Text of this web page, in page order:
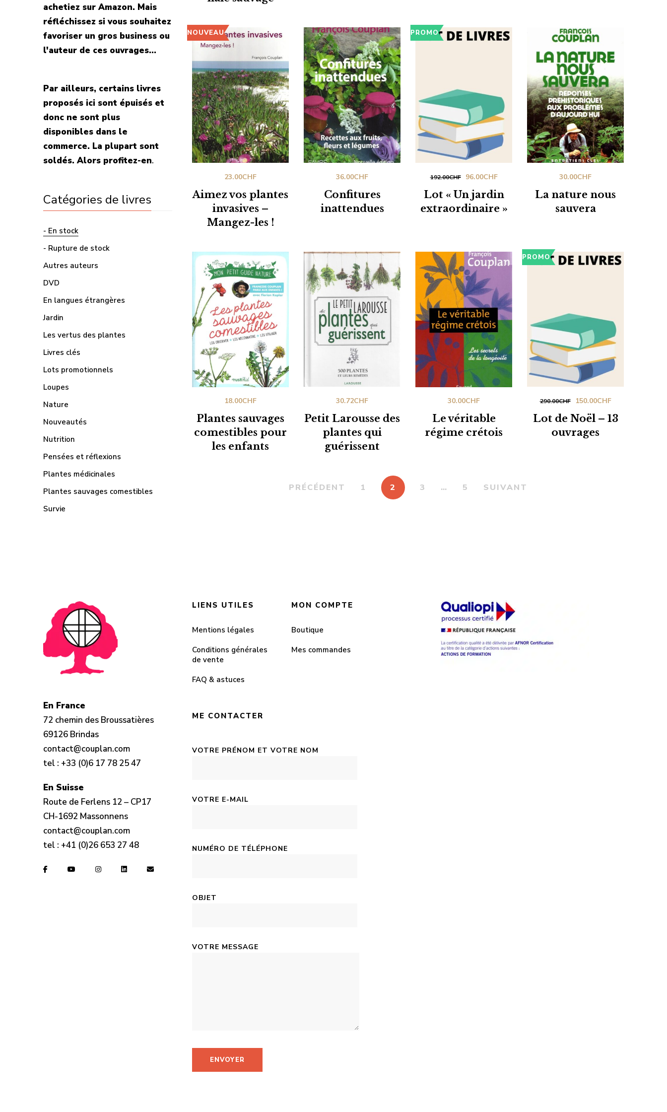
NOUVEAU
Aimez vos plantes
invasives –
Mangez-les !
23.00CHF
Confitures
inattendues
36.00CHF
PROMO
Lot « Un jardin
extraordinaire »
192.00CHF
Le
prix
initial
96.00CHFLe
La nature nous
sauvera
30.00CHF
Plantes sauvages
comestibles pour
les enfants
18.00CHF
Petit Larousse des
plantes qui
guérissent
30.72CHF
Le véritable
régime crétois
30.00CHF
PROMO
Lot de Noël – 13
ouvrages
290.00CHF
Le
prix
initial
150.00CHFLe
prix
PRÉCÉDENT 1 2 3 … 5 SUIVANT
achetiez sur Amazon. Mais
réfléchissez si vous souhaitez
favoriser un gros business ou
l'auteur de ces ouvrages...
Par ailleurs, certains livres
proposés ici sont épuisés et
donc ne sont plus
disponibles dans le
commerce. La plupart sont
soldés. Alors profitez-en.
Catégories de livres
- En stock
- Rupture de stock
Autres auteurs
DVD
En langues étrangères
Jardin
Les vertus des plantes
Livres clés
Lots promotionnels
Loupes
Nature
Nouveautés
Nutrition
Pensées et réflexions
Plantes médicinales
Plantes sauvages comestibles
Survie
En France
72 chemin des Broussatières
69126 Brindas
contact@couplan.com
tel : +33 (0)6 17 78 25 47
En Suisse
Route de Ferlens 12 – CP17
CH-1692 Massonnens
contact@couplan.com
tel : +41 (0)26 653 27 48
LIENS UTILES
Mentions légales
Conditions générales
de vente
FAQ & astuces
ME CONTACTER
VOTRE PRÉNOM ET VOTRE NOM
VOTRE E-MAIL
NUMÉRO DE TÉLÉPHONE
OBJET
VOTRE MESSAGE
MON COMPTE
Boutique
Mes commandes